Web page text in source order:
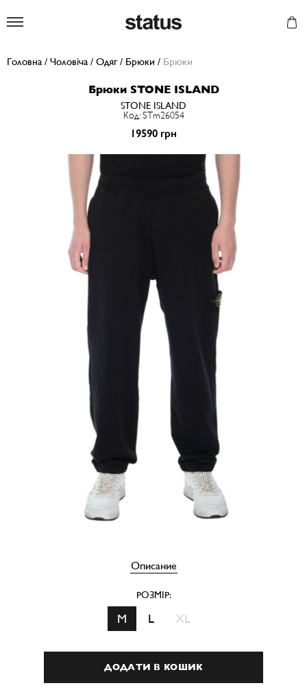
Головна / Чоловіча / Одяг/ Брюки / Брюки
Брюки STONE ISLAND
STONE ISLAND
Код: STm26054
19590 грн
Описание
РОЗМІР:
M L XL
ДОДАТИ В КОШИК